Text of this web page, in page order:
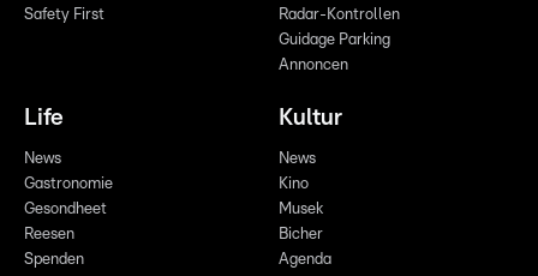
Safety First
Radar-Kontrollen
Guidage Parking
Annoncen
Life
News
Gastronomie
Gesondheet
Reesen
Spenden
Kultur
News
Kino
Musek
Bicher
Agenda